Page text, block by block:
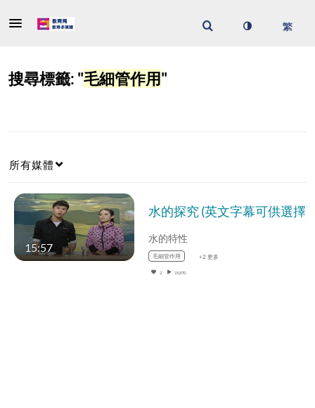
搜尋標籤: "毛細管作用"
所有媒體
15:57
水的探究 (英文字幕可供選擇)
水的特性
毛細管作用 +2 更多
2 15,870